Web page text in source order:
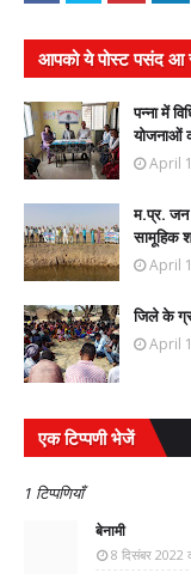
आपको ये पोस्ट पसंद आ
पन्ना में
योजनाओं
April
म.प्र. जन
सामूहिक
April
जिले के
April
एक टिप्पणी भेजें
1 टिप्पणियाँ
बेनामी
8 दिसंबर